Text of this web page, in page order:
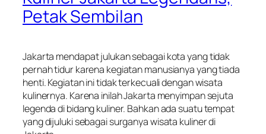
Petak Sembilan
Jakarta mendapat julukan sebagai kota yang tidak
pernah tidur karena kegiatan manusianya yang tiada
henti. Kegiatan ini tidak terkecuali dengan wisata
kulinernya. Karena inilah Jakarta menyimpan sejuta
legenda di bidang kuliner. Bahkan ada suatu tempat
yang dijuluki sebagai surganya wisata kuliner di